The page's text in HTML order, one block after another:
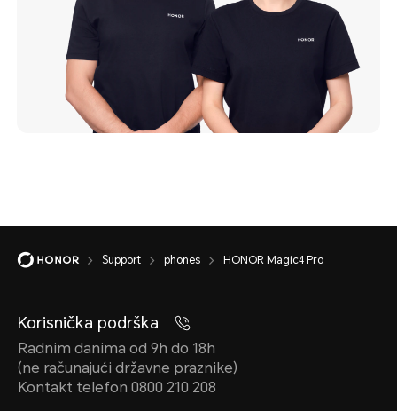
Support phones HONOR Magic4 Pro
Korisnička podrška
Radnim danima od 9h do 18h
(ne računajući državne praznike)
Kontakt telefon 0800 210 208